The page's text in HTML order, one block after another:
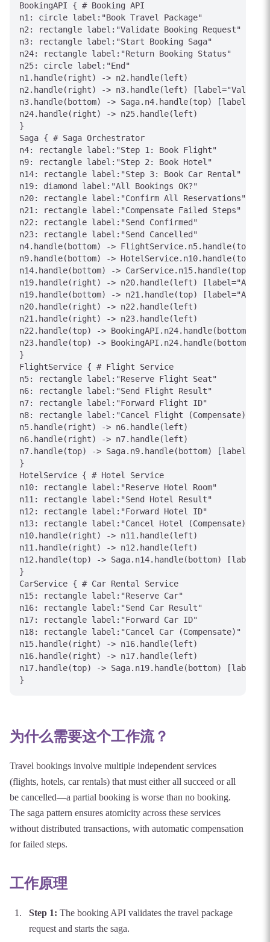
BookingAPI { # Booking API
n1: circle label:"Book Travel Package"
n2: rectangle label:"Validate Booking Request"
n3: rectangle label:"Start Booking Saga"
n24: rectangle label:"Return Booking Status"
n25: circle label:"End"
n1.handle(right) -> n2.handle(left)
n2.handle(right) -> n3.handle(left) [label="Valid"]
n3.handle(bottom) -> Saga.n4.handle(top)
n24.handle(right) -> n25.handle(left)
}
Saga { # Saga Orchestrator
n4: rectangle label:"Step 1: Book Flight"
n9: rectangle label:"Step 2: Book Hotel"
n14: rectangle label:"Step 3: Book Car Rental"
n19: diamond label:"All Bookings OK?"
n20: rectangle label:"Confirm All Reservations"
n21: rectangle label:"Compensate Failed Steps"
n22: rectangle label:"Send Confirmed"
n23: rectangle label:"Send Cancelled"
n4.handle(bottom) -> FlightService.n5.handle(top)
n9.handle(bottom) -> HotelService.n10.handle(top)
n14.handle(bottom) -> CarService.n15.handle(top)
n19.handle(right) -> n20.handle(left) [label="All
n19.handle(bottom) -> n21.handle(top) [label="Any
n20.handle(right) -> n22.handle(left)
n21.handle(right) -> n23.handle(left)
n22.handle(top) -> BookingAPI.n24.handle(bottom)
n23.handle(top) -> BookingAPI.n24.handle(bottom)
}
FlightService { # Flight Service
n5: rectangle label:"Reserve Flight Seat"
n6: rectangle label:"Send Flight Result"
n7: rectangle label:"Forward Flight ID"
n8: rectangle label:"Cancel Flight (Compensate)"
n5.handle(right) -> n6.handle(left)
n6.handle(right) -> n7.handle(left)
n7.handle(top) -> Saga.n9.handle(bottom)
}
HotelService { # Hotel Service
n10: rectangle label:"Reserve Hotel Room"
n11: rectangle label:"Send Hotel Result"
n12: rectangle label:"Forward Hotel ID"
n13: rectangle label:"Cancel Hotel (Compensate)"
n10.handle(right) -> n11.handle(left)
n11.handle(right) -> n12.handle(left)
n12.handle(top) -> Saga.n14.handle(bottom)
}
CarService { # Car Rental Service
n15: rectangle label:"Reserve Car"
n16: rectangle label:"Send Car Result"
n17: rectangle label:"Forward Car ID"
n18: rectangle label:"Cancel Car (Compensate)"
n15.handle(right) -> n16.handle(left)
n16.handle(right) -> n17.handle(left)
n17.handle(top) -> Saga.n19.handle(bottom)
为什么需要这个工作流？
Travel bookings involve multiple independent services
(flights, hotels, car rentals) that must either all succeed or all
be cancelled—a partial booking is worse than no booking.
The saga pattern ensures atomicity across these services
without distributed transactions, with automatic compensation
for failed steps.
工作原理
Step 1: The booking API validates the travel package
request and starts the saga.